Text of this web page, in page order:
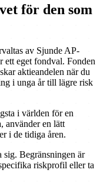
för den som
av Sjunde AP-
ett eget fondval. Fonden
aktieandelen när du
i unga år till lägre risk
i världen för en
använder en lätt
i de tidiga åren.
sig. Begränsningen är
riskprofil eller ta